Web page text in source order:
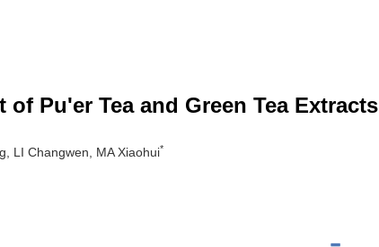
Pu'er Tea and Green Tea Extracts
LI Changwen, MA Xiaohui*